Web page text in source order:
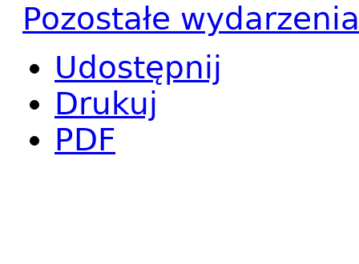
Pozostałe wydarzenia
Udostępnij
Drukuj
PDF